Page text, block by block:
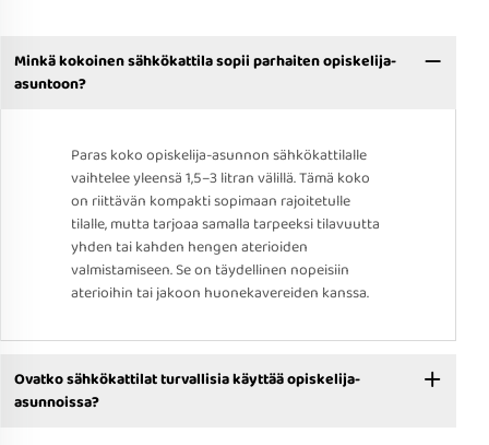
Minkä kokoinen sähkökattila sopii parhaiten opiskelija-
asuntoon?
Paras koko opiskelija-asunnon sähkökattilalle
vaihtelee yleensä 1,5–3 litran välillä. Tämä koko
on riittävän kompakti sopimaan rajoitetulle
tilalle, mutta tarjoaa samalla tarpeeksi tilavuutta
yhden tai kahden hengen aterioiden
valmistamiseen. Se on täydellinen nopeisiin
aterioihin tai jakoon huonekavereiden kanssa.
Ovatko sähkökattilat turvallisia käyttää opiskelija-
asunnoissa?